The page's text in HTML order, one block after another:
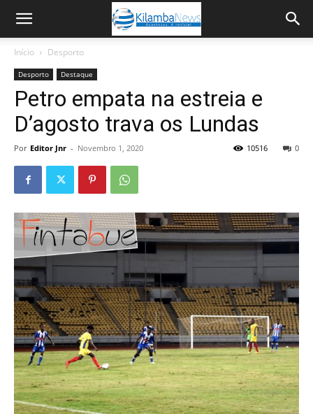
Início Desporto
Desporto Destaque
Petro empata na estreia e
D’agosto trava os Lundas
Por Editor Jnr - Novembro 1, 2020 0
10516